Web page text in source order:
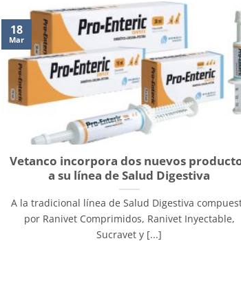
Vetanco incorpora dos nuevos
a su línea de Salud Digestiva
A la tradicional línea de Salud Digestiva
por Ranivet Comprimidos, Ranivet Inyectable,
Sucravet y [...]
18
Mar